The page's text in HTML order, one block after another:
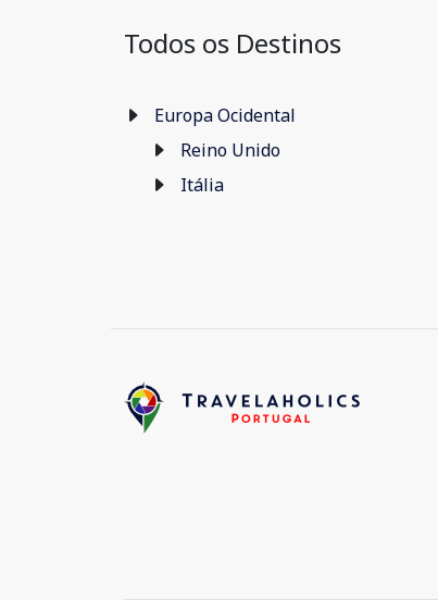
Todos os Destinos
Europa Ocidental
Reino Unido
Itália